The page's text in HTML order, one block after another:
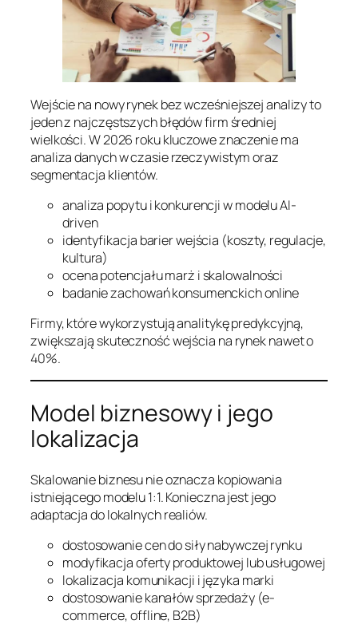
Wejście na nowy rynek bez wcześniejszej analizy to
jeden z najczęstszych błędów firm średniej
wielkości. W 2026 roku kluczowe znaczenie ma
analiza danych w czasie rzeczywistym oraz
segmentacja klientów.
analiza popytu i konkurencji w modelu AI-
driven
identyfikacja barier wejścia (koszty, regulacje,
kultura)
ocena potencjału marż i skalowalności
badanie zachowań konsumenckich online
Firmy, które wykorzystują analitykę predykcyjną,
zwiększają skuteczność wejścia na rynek nawet o
40%.
Model biznesowy i jego
lokalizacja
Skalowanie biznesu nie oznacza kopiowania
istniejącego modelu 1:1. Konieczna jest jego
adaptacja do lokalnych realiów.
dostosowanie cen do siły nabywczej rynku
modyfikacja oferty produktowej lub usługowej
lokalizacja komunikacji i języka marki
dostosowanie kanałów sprzedaży (e-
commerce, offline, B2B)